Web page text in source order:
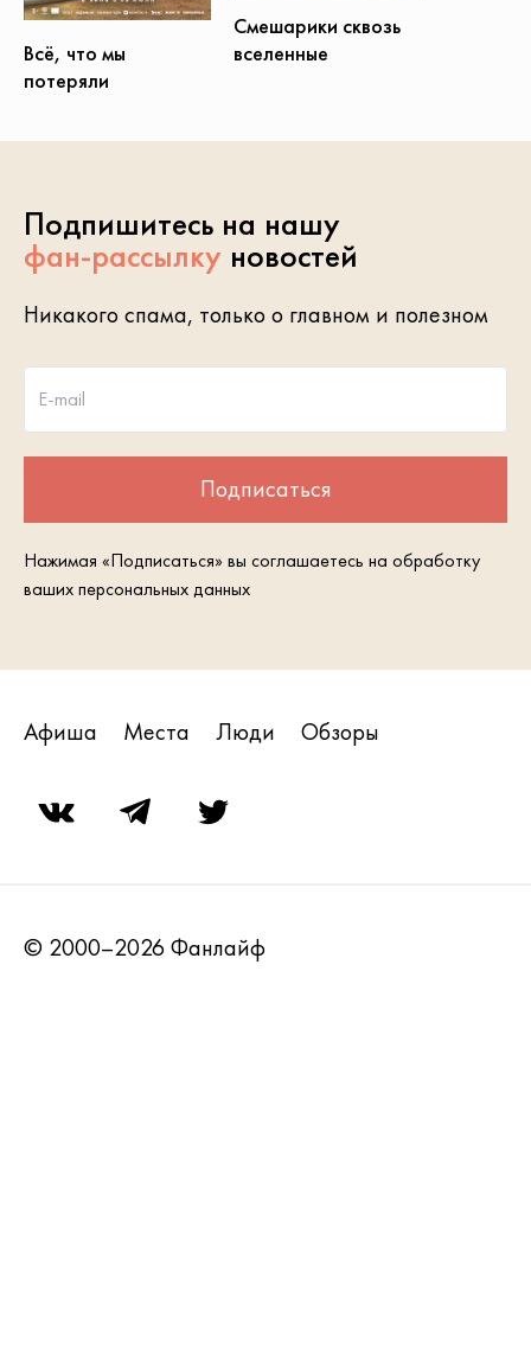
Смешарики сквозь
вселенные
Всё, что мы
потеряли
Подпишитесь на нашу
фан-рассылку новостей
Никакого спама, только о главном и полезном
E-mail
Подписаться
Нажимая «Подписаться» вы соглашаетесь на обработку
ваших персональных данных
Афиша Места Люди Обзоры
© 2000–2026 Фанлайф